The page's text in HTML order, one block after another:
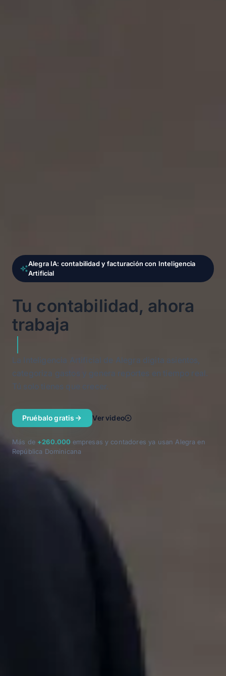
Alegra IA: contabilidad y facturación con Inteligencia
Artificial
Tu contabilidad, ahora
trabaja
automática
La Inteligencia Artificial de Alegra digita asientos,
categoriza gastos y genera reportes en tiempo real.
Tú solo tienes que crecer.
Pruébalo gratis Ver video
Más de +260.000 empresas y contadores ya usan Alegra en
República Dominicana